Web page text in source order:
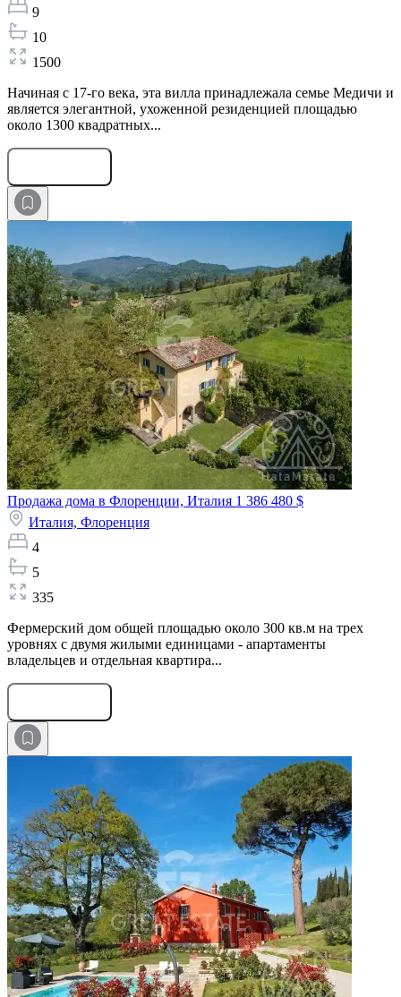
9
10
1500
Начиная с 17-го века, эта вилла принадлежала семье Медичи и
является элегантной, ухоженной резиденцией площадью
около 1300 квадратных...
Продажа дома в Флоренции, Италия 1 386 480 $
Италия, Флоренция
4
5
335
Фермерский дом общей площадью около 300 кв.м на трех
уровнях с двумя жилыми единицами - апартаменты
владельцев и отдельная квартира...